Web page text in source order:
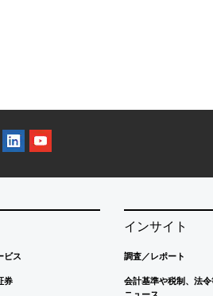
ビス
券
インサイト
調査／レポート
会計基準や税制、法